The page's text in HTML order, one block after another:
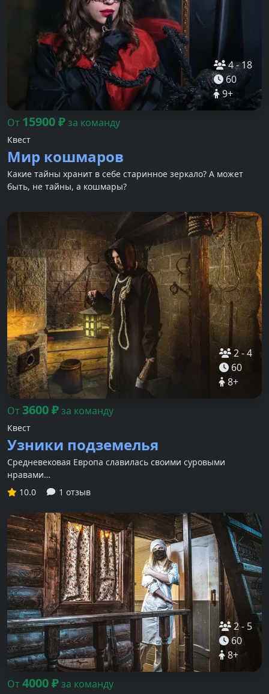
4-18
60
9+
От 15900₽за команду
Квест
Мир кошмаров
Какие тайны хранит в себе старинное зеркало? А может
быть, не тайны, а кошмары?
2-4
60
8+
От3600₽за команду
Квест
Узники подземелья
Средневековая Европа славилась своими суровыми
нравами…
10.0
1 отзыв
2- 5
60
8+
От4000₽за команду